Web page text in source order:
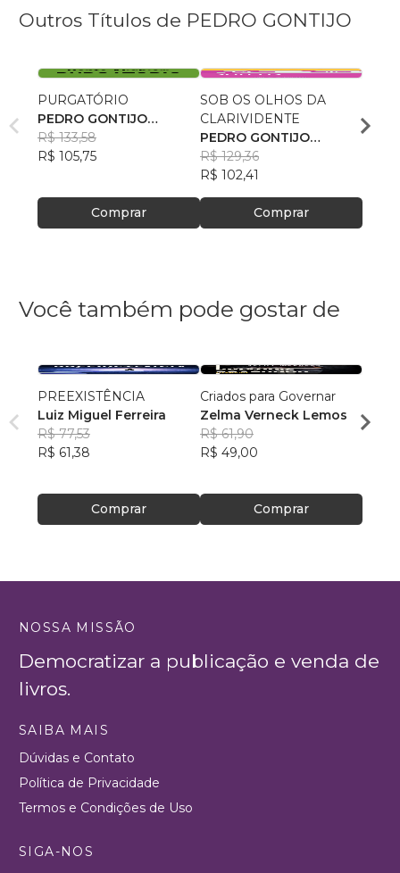
Outros Títulos de PEDRO GONTIJO
PURGATÓRIO
PEDRO GONTIJO
CARDOSO
R$ 133,58
R$ 105,75
Comprar
SOB OS OLHOS DA
CLARIVIDENTE
PEDRO GONTIJO
CARDOSO
R$ 129,36
R$ 102,41
Comprar
Você também pode gostar de
PREEXISTÊNCIA
Luiz Miguel Ferreira
R$ 77,53
R$ 61,38
Comprar
Criados para Governar
Zelma Verneck Lemos
R$ 61,90
R$ 49,00
Comprar
R$
NOSSA MISSÃO
Democratizar a publicação e venda de
livros.
SAIBA MAIS
Dúvidas e Contato
Política de Privacidade
Termos e Condições de Uso
SIGA-NOS